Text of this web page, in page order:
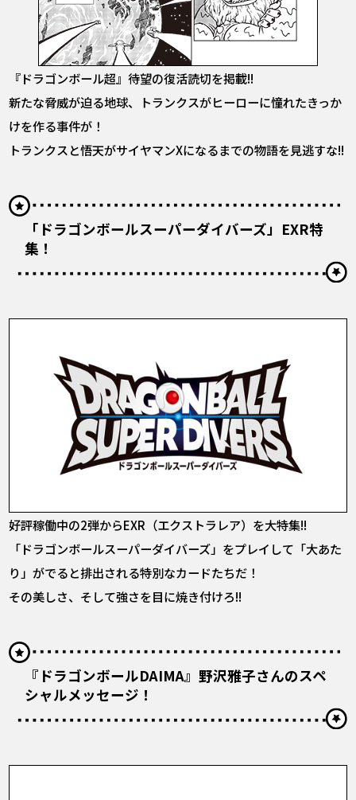
『ドラゴンボール超』待望の復活読切を掲載!!
新たな脅威が迫る地球、トランクスがヒーローに憧れたきっか
けを作る事件が！
トランクスと悟天がサイヤマンXになるまでの物語を見逃すな!!
「ドラゴンボールスーパーダイバーズ」EXR特
集！
好評稼働中の2弾からEXR（エクストラレア）を大特集!!
「ドラゴンボールスーパーダイバーズ」をプレイして「大あた
り」がでると排出される特別なカードたちだ！
その美しさ、そして強さを目に焼き付けろ!!
『ドラゴンボールDAIMA』野沢雅子さんのスペ
シャルメッセージ！